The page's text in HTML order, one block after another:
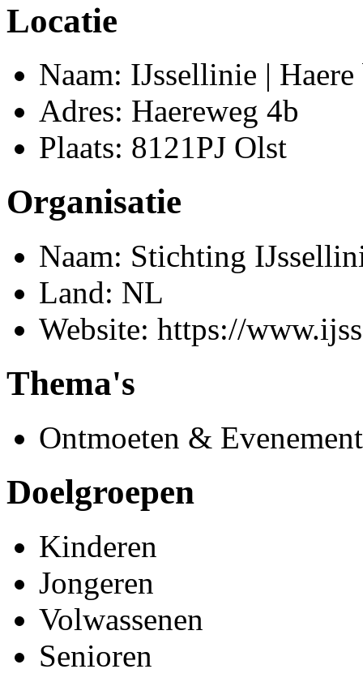
Locatie
Naam: IJssellinie |
Adres: Haereweg 4b
Plaats: 8121PJ Olst
Organisatie
Naam: Stichting
Land: NL
Website: https://
Thema's
Ontmoeten &
Doelgroepen
Kinderen
Jongeren
Volwassenen
Senioren